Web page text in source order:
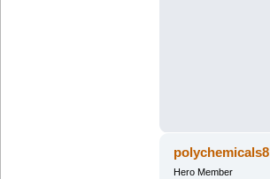
polychemicals8
Hero Member